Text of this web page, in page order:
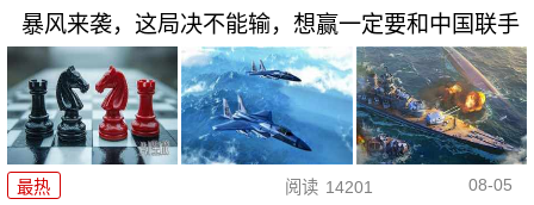
暴风来袭，这局决不能输，想赢一定要和中国联手
最热 阅读 14201 08-05